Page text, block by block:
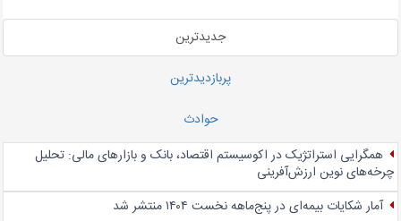
جدیدترین
پربازدیدترین
حوادث
همگرایی استراتژیک در اکوسیستم اقتصاد، بانک و بازارهای مالی: تحلیل
چرخه‌های نوین ارزش‌آفرینی
آمار شکایات بیمه‌ای در پنج‌‌ماهه نخست ۱۴۰۴ منتشر شد